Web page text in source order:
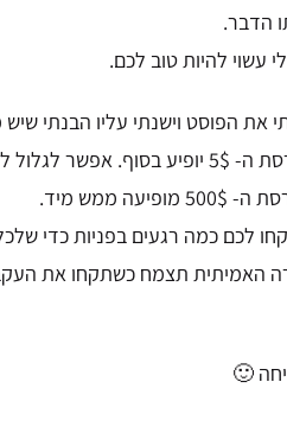
הדבר.
עשוי להיות טוב לכם.
את הפוסט וישנתי עליו הבנתי שיש
לגלול למטה.
ממש מיד.
לכם כמה רגעים בפניות כדי
האמיתית תצמח כשתקחו את
🙂